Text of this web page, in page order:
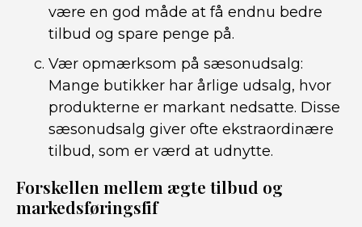
være en god måde at få endnu bedre
tilbud og spare penge på.
Vær opmærksom på sæsonudsalg:
Mange butikker har årlige udsalg, hvor
produkterne er markant nedsatte. Disse
sæsonudsalg giver ofte ekstraordinære
tilbud, som er værd at udnytte.
Forskellen mellem ægte tilbud og
markedsføringsfif